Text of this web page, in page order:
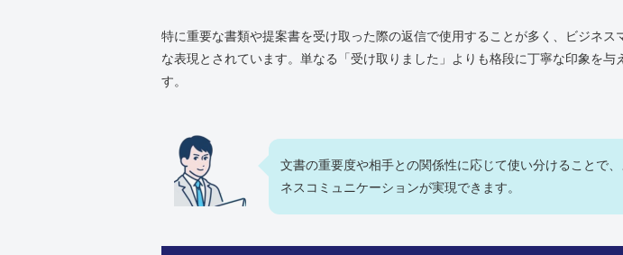
特に重要な書類や提案書を受け取った際の返信で使用することが多く、ビジネス
な表現とされています。単なる「受け取りました」よりも格段に丁寧な印象を与
す。
文書の重要度や相手との関係性に応じて使い分けることで
ネスコミュニケーションが実現できます。